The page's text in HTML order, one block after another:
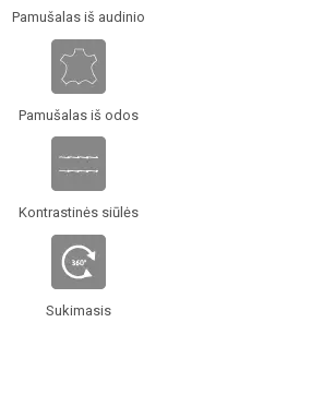
Pamušalas iš audinio
Pamušalas iš odos
Kontrastinės siūlės
Sukimasis